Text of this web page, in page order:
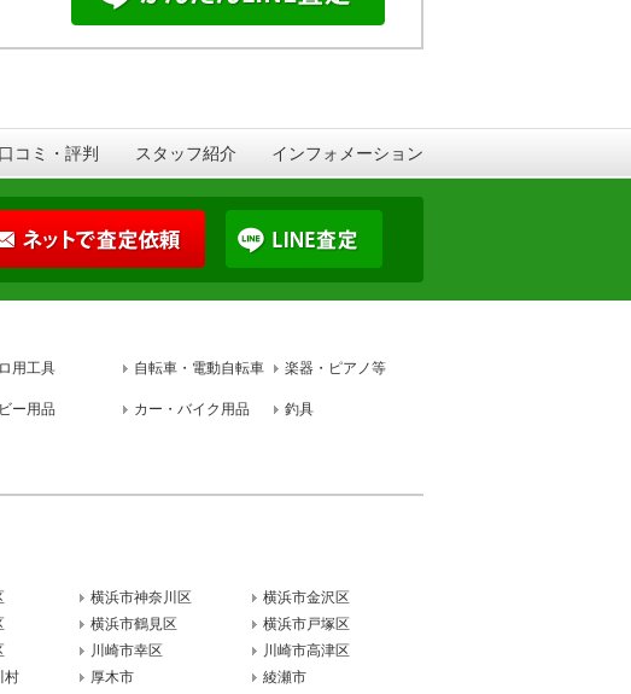
口コミ・評判 スタッフ紹介 インフォメーション
用工具 自転車・電動自転車 楽器・ピアノ等
ー用品 カー・バイク用品 釣具
横浜市神奈川区
横浜市金沢区
横浜市鶴見区
横浜市戸塚区
川崎市幸区
川崎市高津区
村 厚木市 綾瀬市